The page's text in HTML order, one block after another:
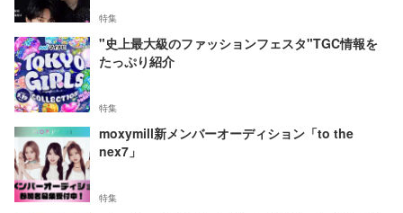
特集
"史上最大級のファッションフェスタ"TGC情報を
たっぷり紹介
特集
moxymill新メンバーオーディション「to the
nex7」
特集